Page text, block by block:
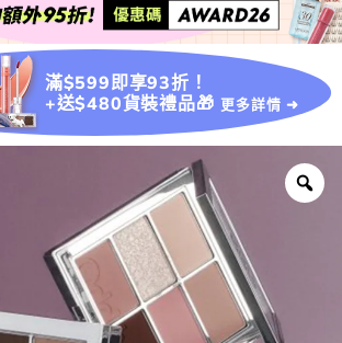
滿$599即享93折！
+送$480貨裝禮品🎁 更多詳情 ➜